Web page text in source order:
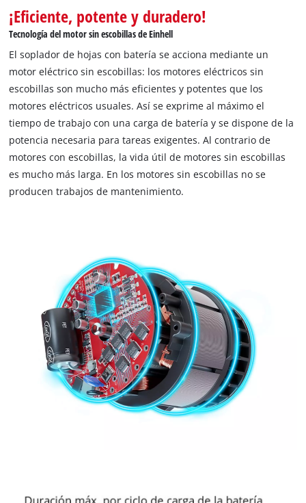
to trackers that are not disclosed to the
visitor. The website owner needs to setup
the site with their CMP to add this content
to the list of technologies used.
Powered byUsercentrics Consent
Management Platform
¡Eficiente, potente y duradero!
Tecnología del motor sin escobillas de Einhell
El soplador de hojas con batería se acciona mediante un
motor eléctrico sin escobillas: los motores eléctricos sin
escobillas son mucho más eficientes y potentes que los
motores eléctricos usuales. Así se exprime al máximo el
tiempo de trabajo con una carga de batería y se dispone de la
potencia necesaria para tareas exigentes. Al contrario de
motores con escobillas, la vida útil de motores sin escobillas
es mucho más larga. En los motores sin escobillas no se
producen trabajos de mantenimiento.